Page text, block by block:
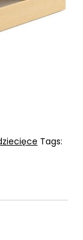
Tags: